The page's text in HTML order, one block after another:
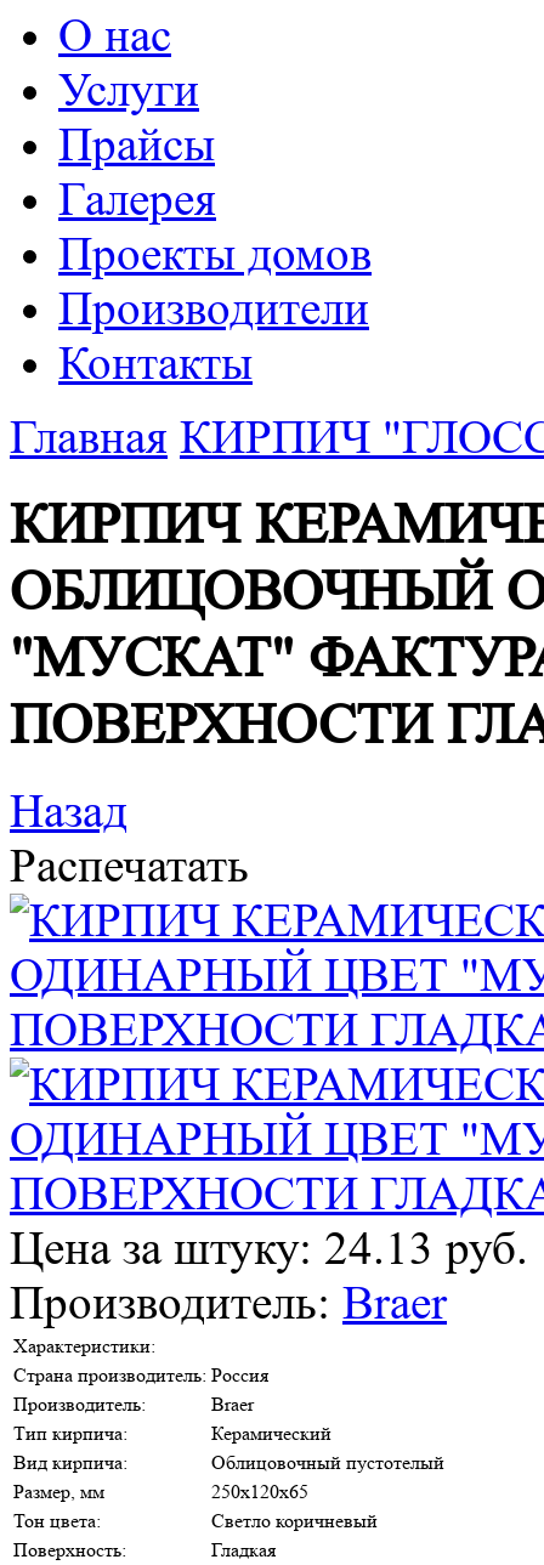
О нас
Услуги
Прайсы
Галерея
Проекты домов
Производители
Контакты
Главная КИРПИЧ
КИРПИЧ
ОБЛИЦОВОЧНЫЙ
"МУСКАТ"
ПОВЕРХНОСТИ
Назад
Распечатать
Цена за штуку: 24.13 руб.
Производитель: Braer
Характеристики:
Страна производитель: Россия
Производитель:
Braer
Тип кирпича:
Керамический
Вид кирпича:
Облицовочный пустотелый
Размер, мм
250х120х65
Тон цвета:
Светло коричневый
Поверхность:
Гладкая